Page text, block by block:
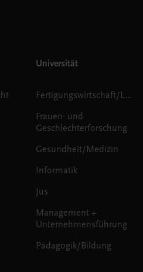
Universität
Fertigungswirtschaft/Logistik
Frauen- und
Geschlechterforschung
Gesundheit/Medizin
Informatik
Jus
Management +
Unternehmensführung
Pädagogik/Bildung